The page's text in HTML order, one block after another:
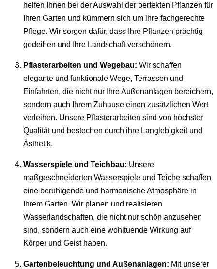
helfen Ihnen bei der Auswahl der perfekten Pflanzen für
Ihren Garten und kümmern sich um ihre fachgerechte
Pflege. Wir sorgen dafür, dass Ihre Pflanzen prächtig
gedeihen und Ihre Landschaft verschönern.
Pflasterarbeiten und Wegebau: Wir schaffen
elegante und funktionale Wege, Terrassen und
Einfahrten, die nicht nur Ihre Außenanlagen bereichern,
sondern auch Ihrem Zuhause einen zusätzlichen Wert
verleihen. Unsere Pflasterarbeiten sind von höchster
Qualität und bestechen durch ihre Langlebigkeit und
Ästhetik.
Wasserspiele und Teichbau: Unsere
maßgeschneiderten Wasserspiele und Teiche schaffen
eine beruhigende und harmonische Atmosphäre in
Ihrem Garten. Wir planen und realisieren
Wasserlandschaften, die nicht nur schön anzusehen
sind, sondern auch eine wohltuende Wirkung auf
Körper und Geist haben.
Gartenbeleuchtung und Außenanlagen: Mit unserer